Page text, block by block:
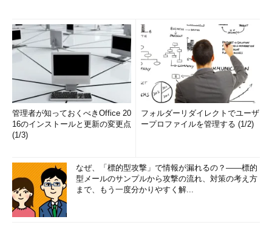
管理者が知っておくべきOffice 20
16のインストールと更新の変更点
(1/3)
フォルダーリダイレクトでユーザ
ープロファイルを管理する (1/2)
なぜ、「標的型攻撃」で情報が漏れるの？――標的
型メールのサンプルから攻撃の流れ、対策の考え方
まで、もう一度分かりやすく解...